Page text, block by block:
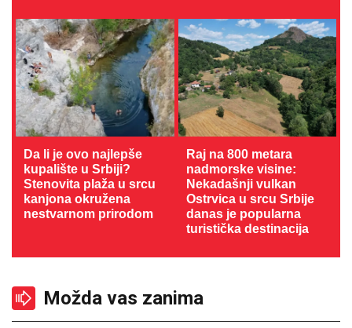
Da li je ovo najlepše
kupalište u Srbiji?
Stenovita plaža u srcu
kanjona okružena
nestvarnom prirodom
Raj na 800 metara
nadmorske visine:
Nekadašnji vulkan
Ostrvica u srcu Srbije
danas je popularna
turistička destinacija
Možda vas zanima